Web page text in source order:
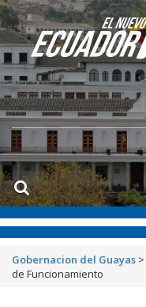
Gobernacion del Guayas >
de Funcionamiento